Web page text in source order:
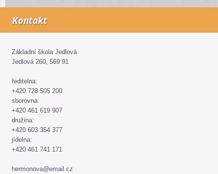
Kontakt
Základní škola Jedlová
Jedlová 260, 569 91
ředitelna:
+420 728 505 200
sborovna:
+420 461 619 907
družina:
+420 603 354 377
jídelna:
+420 461 741 171
hermonova@email.cz